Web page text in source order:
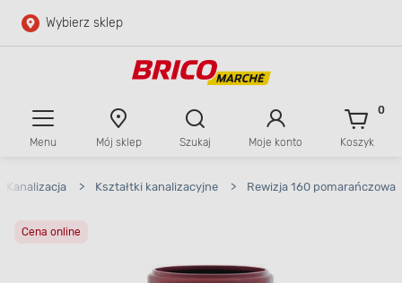
Przejdź do głównej zawartości
Wybierz sklep
Menu Mój sklep Szukaj Moje konto Koszyk
0
Kanalizacja > Kształtki kanalizacyjne > Rewizja 160 pomarańczowa
Cena online